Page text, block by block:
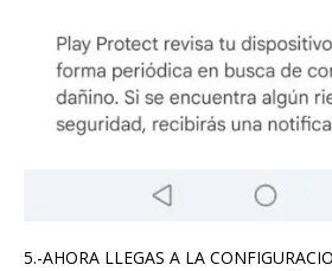
5.-AHORA LLEGAS A LA